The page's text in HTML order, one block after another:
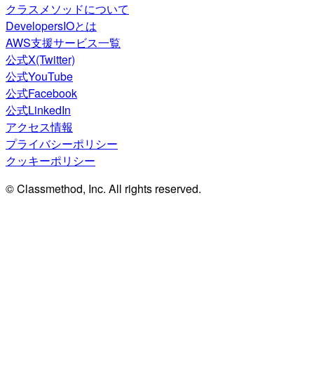
クラスメソッドについて
DevelopersIOとは
AWS支援サービス一覧
公式X(Twitter)
公式YouTube
公式Facebook
公式LinkedIn
アクセス情報
プライバシーポリシー
クッキーポリシー
© Classmethod, Inc. All rights reserved.